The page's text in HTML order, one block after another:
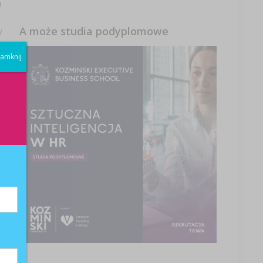
A może studia podyplomowe